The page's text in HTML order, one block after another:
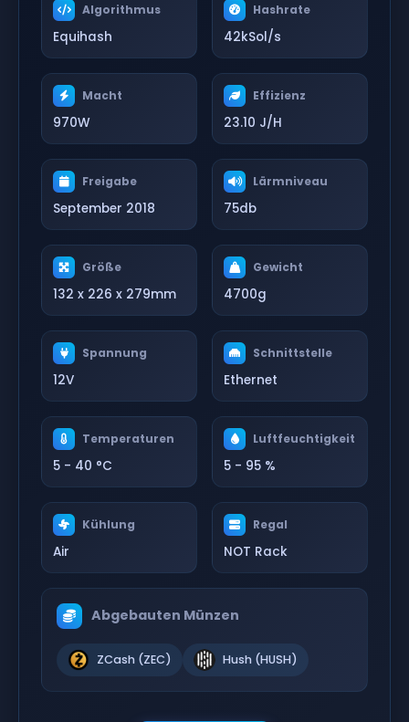
Algorithmus
Equihash
Hashrate
42kSol/s
Macht
970W
Effizienz
23.10 J/H
Freigabe
September 2018
Lärmniveau
75db
Größe
132 x 226 x 279mm
Gewicht
4700g
Spannung
12V
Schnittstelle
Ethernet
Temperaturen
5 - 40 °C
Luftfeuchtigkeit
5 - 95 %
Kühlung
Air
Regal
NOT Rack
Abgebauten Münzen
ZCash (ZEC) Hush (HUSH)